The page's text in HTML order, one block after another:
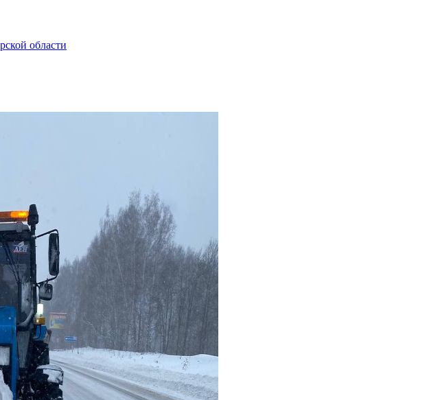
области